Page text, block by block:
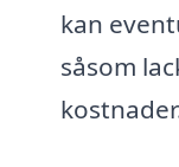
kan
såsom